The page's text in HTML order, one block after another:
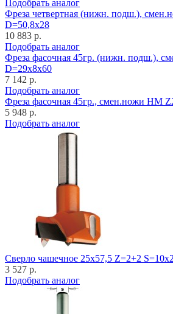
Подобрать аналог
Фреза четвертная (нижн. подш.),
D=50,8x28
10 883 р.
Подобрать аналог
Фреза фасочная 45гр. (нижн. подш.),
D=29x8x60
7 142 р.
Подобрать аналог
Фреза фасочная 45гр., смен.ножи HM
5 948 р.
Подобрать аналог
Cверло чашечное 25x57,5 Z=2+2
3 527 р.
Подобрать аналог